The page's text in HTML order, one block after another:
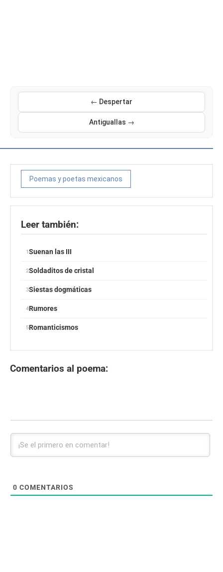
← Despertar
Antiguallas →
Poemas y poetas mexicanos
Leer también:
Suenan las III
Soldaditos de cristal
Siestas dogmáticas
Rumores
Romanticismos
Comentarios al poema:
0 COMENTARIOS